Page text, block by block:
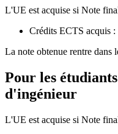
L'UE est acquise si Note
Crédits ECTS acquis
La note obtenue rentre dans
Pour les
d'ingénieur
L'UE est acquise si Note